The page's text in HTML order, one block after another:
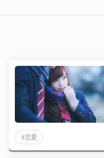
#恋愛